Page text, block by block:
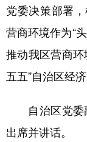
广东
四川
陕西
新疆
多语种频道
党委决策部署
营商环境作为“
推动我区营商
五五”自治区经
自治区党委
出席并讲话。